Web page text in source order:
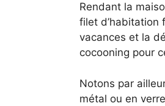
Rendant la
filet d’habitation
vacances et la
cocooning pour
Notons par
métal ou en